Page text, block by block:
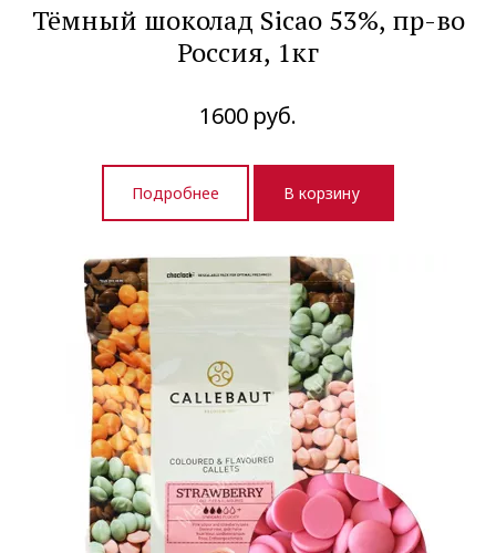
Тёмный шоколад Sicao 53%, пр-во
Россия, 1кг
1600 руб.
Подробнее В корзину